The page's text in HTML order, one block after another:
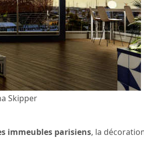
Skipper
immeubles parisiens, la